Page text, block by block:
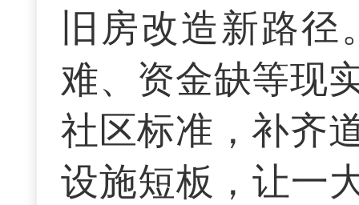
旧房改造新路
难、资金缺等现
社区标准，补齐
设施短板，让一